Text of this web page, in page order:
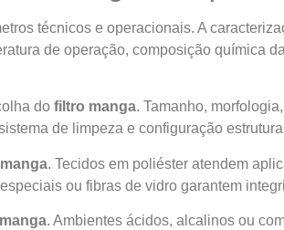
técnicos e operacionais. A
de operação, composição química
do filtro manga. Tamanho,
de limpeza e configuração
. Tecidos em poliéster atendem
ou fibras de vidro garantem
. Ambientes ácidos, alcalinos ou